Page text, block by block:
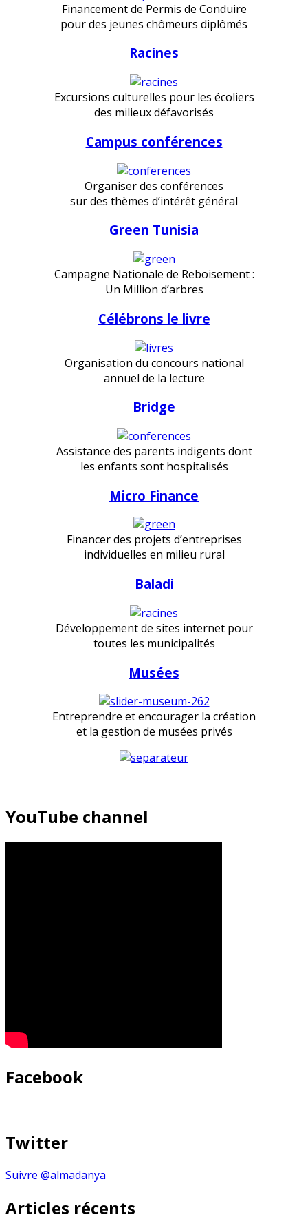
Financement de Permis de Conduire
pour des jeunes chômeurs diplômés
Racines
Excursions culturelles pour les écoliers
des milieux défavorisés
Campus conférences
Organiser des conférences
sur des thèmes d’intérêt général
Green Tunisia
Campagne Nationale de Reboisement :
Un Million d’arbres
Célébrons le livre
Organisation du concours national
annuel de la lecture
Bridge
Assistance des parents indigents dont
les enfants sont hospitalisés
Micro Finance
Financer des projets d’entreprises
individuelles en milieu rural
Baladi
Développement de sites internet pour
toutes les municipalités
Musées
Entreprendre et encourager la création
et la gestion de musées privés
YouTube channel
Facebook
Twitter
Suivre @almadanya
Articles récents